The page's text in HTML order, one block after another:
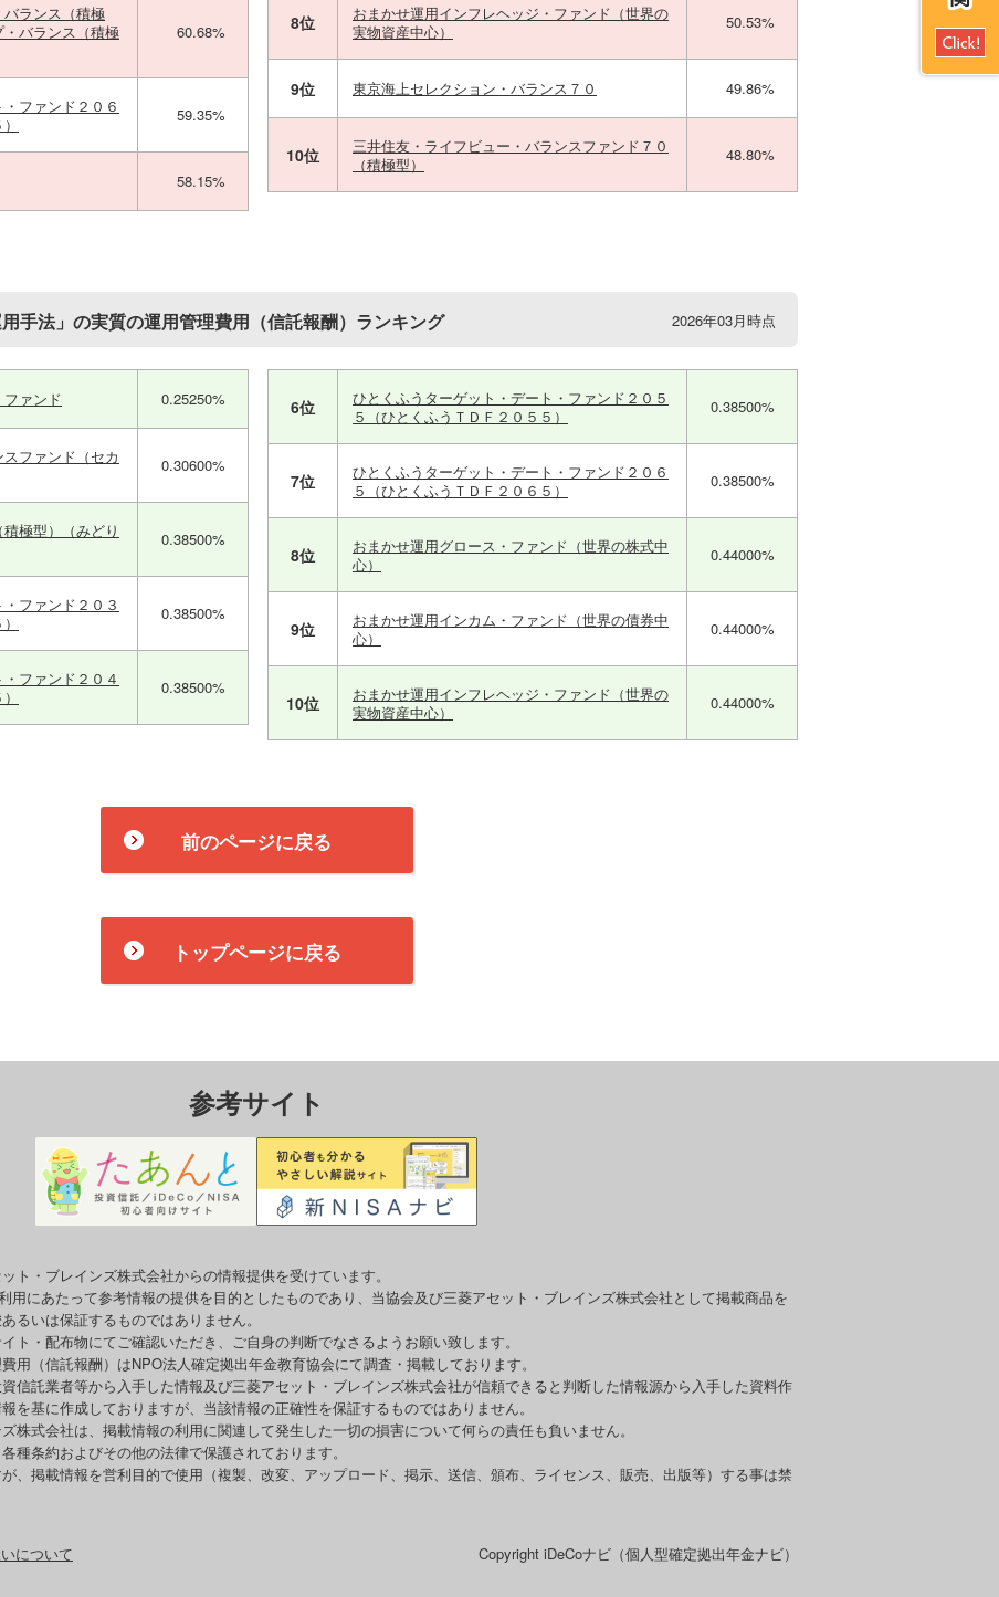
ランス（積極
バランス（積極
60.68%
ファンド２０６
59.35%
58.15%
8位
おまかせ運用インフレヘッジ・ファンド（世界の
実物資産中心）
50.53%
9位 東京海上セレクション・バランス７０ 49.86%
10位
三井住友・ライフビュー・バランスファンド７０
（積極型）
48.80%
手法」の実質の運用管理費用（信託報酬）ランキング 2026年03月時点
ァンド 0.25250%
ファンド（セカ
0.30600%
極型）（みどり
0.38500%
ファンド２０３
0.38500%
ファンド２０４
0.38500%
6位
ひとくふうターゲット・デート・ファンド２０５
５（ひとくふうＴＤＦ２０５５）
0.38500%
7位
ひとくふうターゲット・デート・ファンド２０６
５（ひとくふうＴＤＦ２０６５）
0.38500%
8位
おまかせ運用グロース・ファンド（世界の株式中
心）
0.44000%
9位
おまかせ運用インカム・ファンド（世界の債券中
心）
0.44000%
10位
おまかせ運用インフレヘッジ・ファンド（世界の
実物資産中心）
0.44000%
前のページに戻る
トップページに戻る
参考サイト
ト・ブレインズ株式会社からの情報提供を受けています。
用にあたって参考情報の提供を目的としたものであり、当協会及び三菱アセット・ブレインズ株式会社として掲載商品を
るいは保証するものではありません。
ト・配布物にてご確認いただき、ご自身の判断でなさるようお願い致します。
用（信託報酬）はNPO法人確定拠出年金教育協会にて調査・掲載しております。
信託業者等から入手した情報及び三菱アセット・ブレインズ株式会社が信頼できると判断した情報源から入手した資料作
を基に作成しておりますが、当該情報の正確性を保証するものではありません。
株式会社は、掲載情報の利用に関連して発生した一切の損害について何らの責任も負いません。
種条約およびその他の法律で保護されております。
、掲載情報を営利目的で使用（複製、改変、アップロード、掲示、送信、頒布、ライセンス、販売、出版等）する事は禁
について Copyright iDeCoナビ（個人型確定拠出年金ナビ）